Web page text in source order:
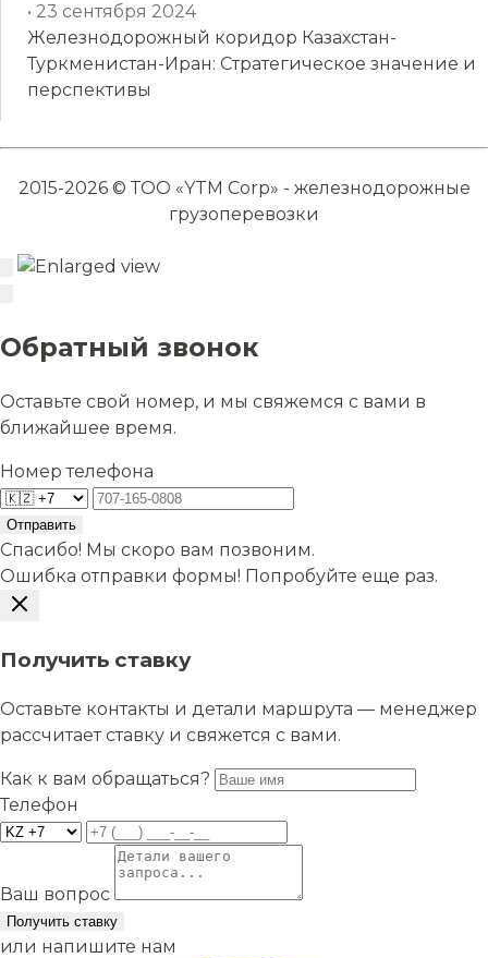
• 23 сентября 2024
Железнодорожный коридор Казахстан-
Туркменистан-Иран: Стратегическое значение и
перспективы
2015-2026 © ТОО «YTM Corp» - железнодорожные
грузоперевозки
Обратный звонок
Оставьте свой номер, и мы свяжемся с вами в
ближайшее время.
Номер телефона
Отправить
Спасибо! Мы скоро вам позвоним.
Ошибка отправки формы! Попробуйте еще раз.
Получить ставку
Оставьте контакты и детали маршрута — менеджер
рассчитает ставку и свяжется с вами.
Как к вам обращаться?
Телефон
Ваш вопрос
Получить ставку
или напишите нам